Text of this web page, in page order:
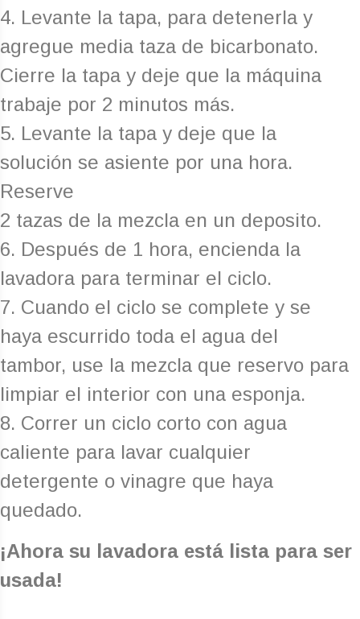
4. Levante la tapa, para detenerla y
agregue media taza de bicarbonato.
Cierre la tapa y deje que la máquina
trabaje por 2 minutos más.
5. Levante la tapa y deje que la
solución se asiente por una hora.
Reserve
2 tazas de la mezcla en un deposito.
6. Después de 1 hora, encienda la
lavadora para terminar el ciclo.
7. Cuando el ciclo se complete y se
haya escurrido toda el agua del
tambor, use la mezcla que reservo para
limpiar el interior con una esponja.
8. Correr un ciclo corto con agua
caliente para lavar cualquier
detergente o vinagre que haya
quedado.
¡Ahora su lavadora está lista para ser
usada!